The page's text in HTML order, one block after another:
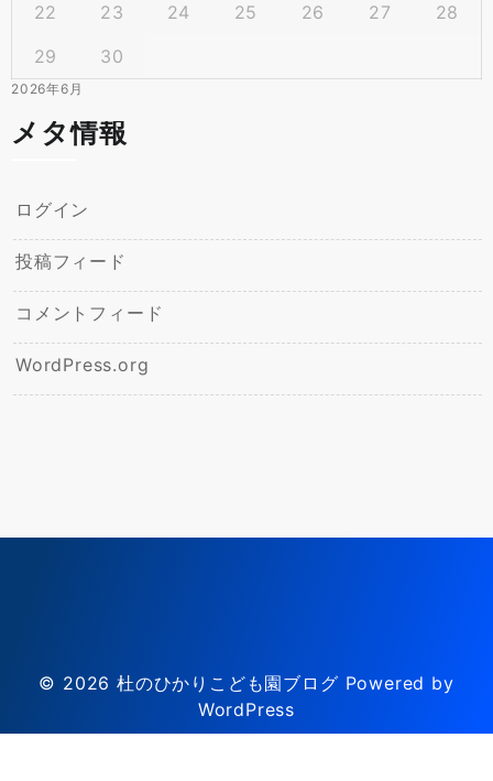
2026年6月
22
23 24 25 26 27
28
29
30
メタ情報
ログイン
投稿フィード
コメントフィード
WordPress.org
© 2026杜のひかりこども園ブログ Powered by
WordPress